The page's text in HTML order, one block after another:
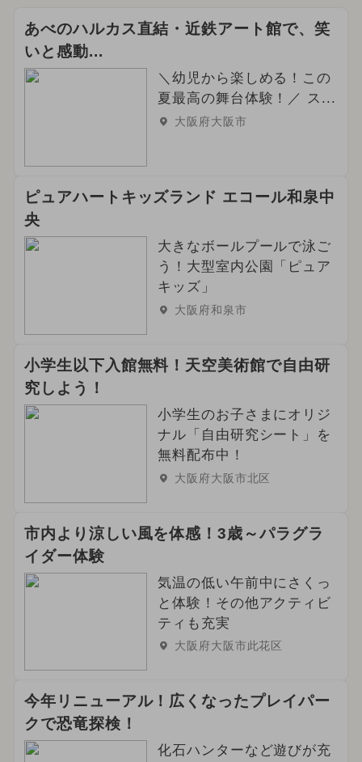
あべのハルカス直結・近鉄アート館で、笑
いと感動...
＼幼児から楽しめる！この
夏最高の舞台体験！／ ス...
大阪府大阪市
ピュアハートキッズランド エコール和泉中
央
大きなボールプールで泳ご
う！大型室内公園「ピュア
キッズ」
大阪府和泉市
小学生以下入館無料！天空美術館で自由研
究しよう！
小学生のお子さまにオリジ
ナル「自由研究シート」を
無料配布中！
大阪府大阪市北区
市内より涼しい風を体感！3歳～パラグラ
イダー体験
気温の低い午前中にさくっ
と体験！その他アクティビ
ティも充実
大阪府大阪市此花区
今年リニューアル！広くなったプレイパー
クで恐竜探検！
化石ハンターなど遊びが充